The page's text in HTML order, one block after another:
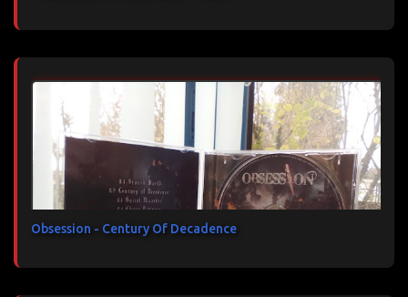
Obsession - Century Of Decadence